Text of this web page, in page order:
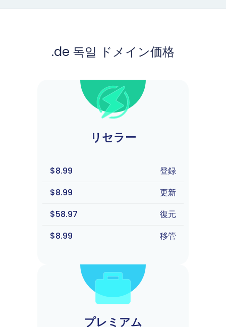
.de 독일 ドメイン価格
リセラー
$8.99
登録
$8.99
更新
$58.97
復元
$8.99
移管
プレミアム